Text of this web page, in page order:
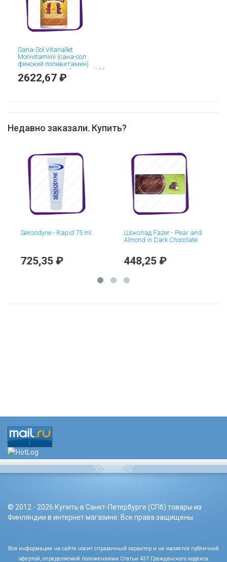
Sana-Sol Vitanallet
Monivitamiini (сана-сол
финский поливитамин)
жевательные таблетки - 120
шт
2622,67 ₽
Недавно заказали. Купить?
Sensodyne - Rapid 75 ml.
725,35 ₽
Шоколад Fazer - Pear and
Almond in Dark Chocolate
448,25 ₽
© 2012 - 2026 Купить в Санкт-Петербурге (СПб) товары из
Финляндии в интернет магазине. Все права защищены.
Вся информация на сайте носит справочный характер и не является публичной
офертой, определяемой положениями Статьи 437 Гражданского кодекса